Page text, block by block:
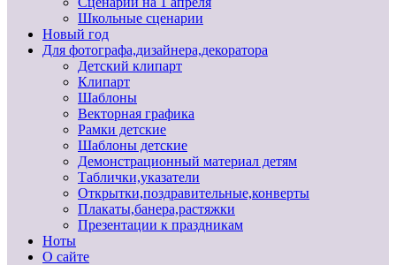
Школьные сценарии
Новый год
Для фотографа,дизайнера,декоратора
Детский клипарт
Клипарт
Шаблоны
Векторная графика
Рамки детские
Шаблоны детские
Демонстрационный материал детям
Таблички,указатели
Открытки,поздравительные,конверты
Плакаты,банера,растяжки
Презентации к праздникам
Ноты
О сайте